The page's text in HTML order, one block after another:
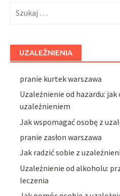
UZALEŻNIENIA
pranie kurtek warszawa
Uzależnienie od hazardu:
uzależnieniem
Jak wspomagać osobę z
pranie zasłon warszawa
Jak radzić sobie z
Uzależnienie od alkoholu:
leczenia